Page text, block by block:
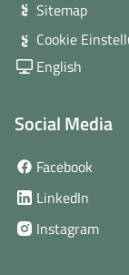
Sitemap
Cookie
English
Social Media
Facebook
LinkedIn
neuem
Instagram(öffnet